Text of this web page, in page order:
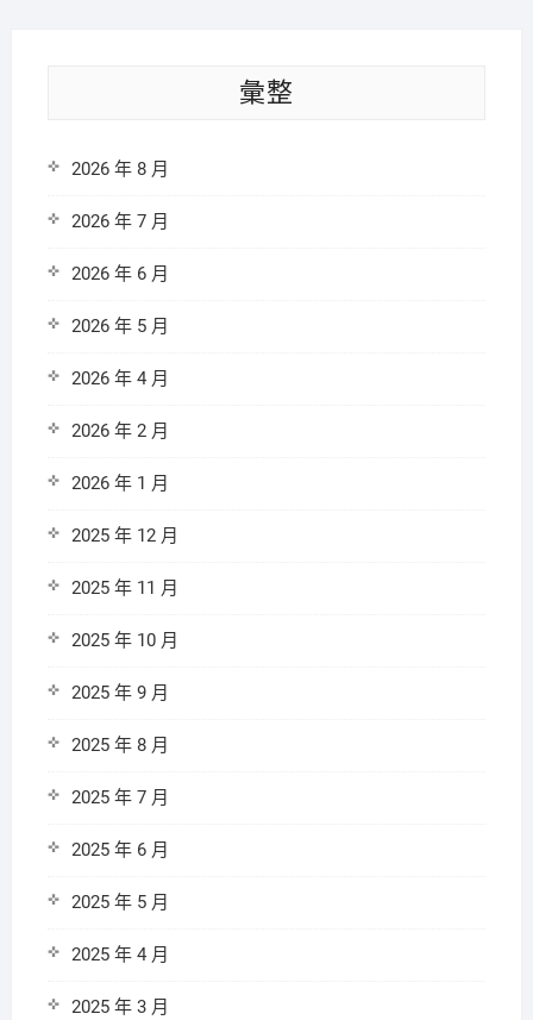
彙整
2026 年 8 月
2026 年 7 月
2026 年 6 月
2026 年 5 月
2026 年 4 月
2026 年 2 月
2026 年 1 月
2025 年 12 月
2025 年 11 月
2025 年 10 月
2025 年 9 月
2025 年 8 月
2025 年 7 月
2025 年 6 月
2025 年 5 月
2025 年 4 月
2025 年 3 月